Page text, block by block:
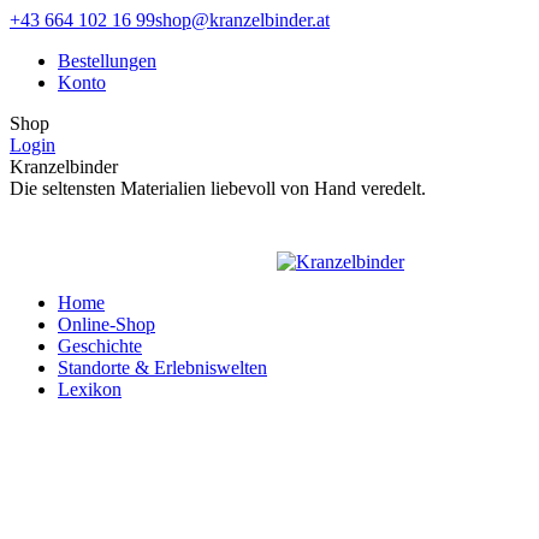
Zum
springen
Facebook
opens
window
Instagram
opens
window
+43 664 102 16 99shop@kranzelbinder.at
Bestellungen
Konto
Shop
Login
Kranzelbinder
Die seltensten Materialien liebevoll von Hand veredelt.
Home
Online-Shop
Geschichte
Standorte & Erlebniswelten
Lexikon